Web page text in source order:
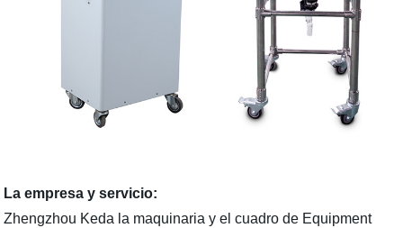
La empresa y servicio:
Zhengzhou Keda la maquinaria y el cuadro de Equipment